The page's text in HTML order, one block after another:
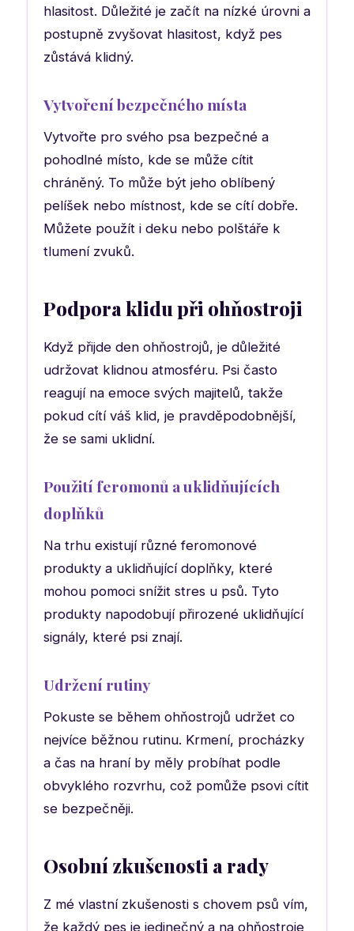
hlasitost. Důležité je začít na nízké úrovni a
postupně zvyšovat hlasitost, když pes
zůstává klidný.
Vytvoření bezpečného místa
Vytvořte pro svého psa bezpečné a
pohodlné místo, kde se může cítit
chráněný. To může být jeho oblíbený
pelíšek nebo místnost, kde se cítí dobře.
Můžete použít i deku nebo polštáře k
tlumení zvuků.
Podpora klidu při ohňostroji
Když přijde den ohňostrojů, je důležité
udržovat klidnou atmosféru. Psi často
reagují na emoce svých majitelů, takže
pokud cítí váš klid, je pravděpodobnější,
že se sami uklidní.
Použití feromonů a uklidňujících
doplňků
Na trhu existují různé feromonové
produkty a uklidňující doplňky, které
mohou pomoci snížit stres u psů. Tyto
produkty napodobují přirozené uklidňující
signály, které psi znají.
Udržení rutiny
Pokuste se během ohňostrojů udržet co
nejvíce běžnou rutinu. Krmení, procházky
a čas na hraní by měly probíhat podle
obvyklého rozvrhu, což pomůže psovi cítit
se bezpečněji.
Osobní zkušenosti a rady
Z mé vlastní zkušenosti s chovem psů vím,
že každý pes je jedinečný a na ohňostroje